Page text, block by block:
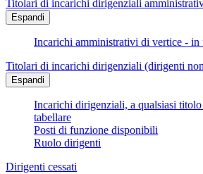
Titolari di incarichi dirigenziali
Espandi
Incarichi amministrativi di vertice - in
Titolari di incarichi dirigenziali (dirigenti
Espandi
Incarichi dirigenziali, a qualsiasi
tabellare
Posti di funzione disponibili
Ruolo dirigenti
Dirigenti cessati